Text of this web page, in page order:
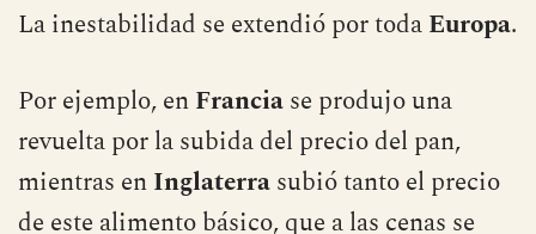
Convulsión en Europa a causa del Tambora
La inestabilidad se extendió por todaEuropa
Por ejemplo, enFranciase produjo una
revuelta por la subida del precio del pan,